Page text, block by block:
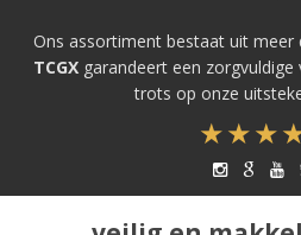
Ons assortiment bestaat uit meer
TCGXgarandeert een zorgvuldige
trots op onze